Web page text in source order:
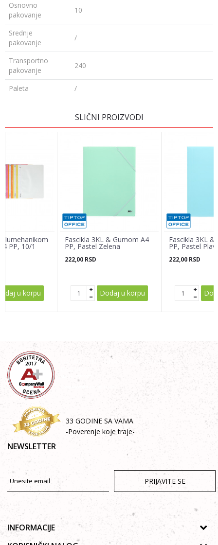
Osnovno
pakovanje
10
Srednje
pakovanje
/
Transportno
pakovanje
240
Paleta /
POŠALJI
SLIČNI PROIZVODI
PP, 10/1
u korpu
Fascikla 3KL & Gumom A4
PP, Pastel Zelena
222,00 RSD
Dodaj u korpu
Fascikla 3KL
PP, Pastel
222,00 RSD
33 GODINE SA VAMA
-Poverenje koje traje-
NEWSLETTER
PRIJAVITE SE
INFORMACIJE